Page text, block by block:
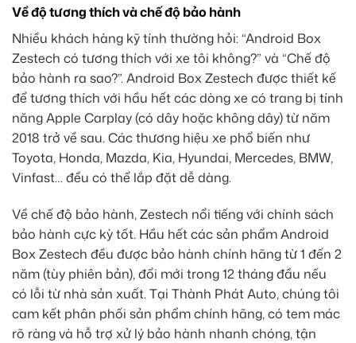
Về độ tương thích và chế độ bảo hành
Nhiều khách hàng kỹ tính thường hỏi: “Android Box
Zestech có tương thích với xe tôi không?” và “Chế độ
bảo hành ra sao?”. Android Box Zestech được thiết kế
để tương thích với hầu hết các dòng xe có trang bị tính
năng Apple Carplay (có dây hoặc không dây) từ năm
2018 trở về sau. Các thương hiệu xe phổ biến như
Toyota, Honda, Mazda, Kia, Hyundai, Mercedes, BMW,
Vinfast… đều có thể lắp đặt dễ dàng.
Về chế độ bảo hành, Zestech nổi tiếng với chính sách
bảo hành cực kỳ tốt. Hầu hết các sản phẩm Android
Box Zestech đều được bảo hành chính hãng từ 1 đến 2
năm (tùy phiên bản), đổi mới trong 12 tháng đầu nếu
có lỗi từ nhà sản xuất. Tại Thành Phát Auto, chúng tôi
cam kết phân phối sản phẩm chính hãng, có tem mác
rõ ràng và hỗ trợ xử lý bảo hành nhanh chóng, tận